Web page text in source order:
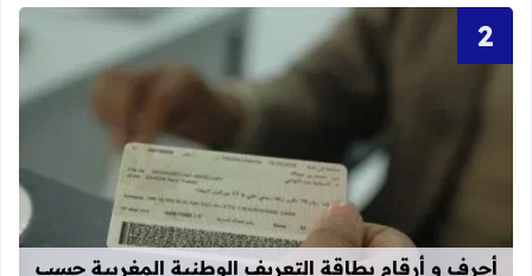
قراءة المزيد عن أحرف و أرقام
أحرف و أرقام بطاقة التعريف الوطنية المغربية حسب